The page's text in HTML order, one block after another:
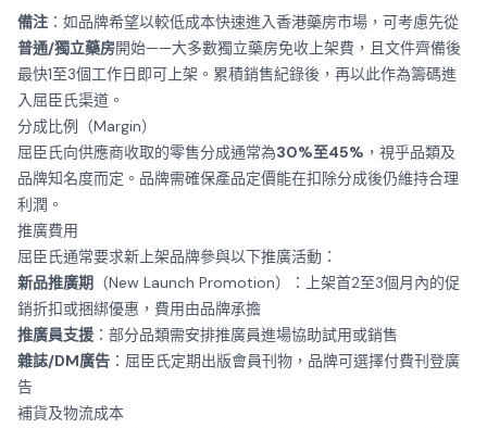
備注 ：如品牌希望以較低成本快速進入香港藥房市場，可考慮先從
普通/獨立藥房開始——大多數獨立藥房免收上架費，且文件齊備後
最快1至3個工作日即可上架。累積銷售紀錄後，再以此作為籌碼進
入屈臣氏渠道。
分成比例（Margin）
屈臣氏向供應商收取的零售分成通常為30%至45% ，視乎品類及
品牌知名度而定。品牌需確保產品定價能在扣除分成後仍維持合理
利潤。
推廣費用
屈臣氏通常要求新上架品牌參與以下推廣活動：
新品推廣期 （New Launch Promotion）：上架首2至3個月內的促
銷折扣或捆綁優惠，費用由品牌承擔
推廣員支援 ：部分品類需安排推廣員進場協助試用或銷售
雜誌/DM廣告 ：屈臣氏定期出版會員刊物，品牌可選擇付費刊登廣
告
補貨及物流成本